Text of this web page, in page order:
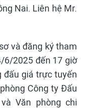
Nai. Liên hệ Mr.
và đăng ký tham
6/2025 đến 17 giờ
đấu giá trực tuyến
Công ty Đấu
Văn phòng chi